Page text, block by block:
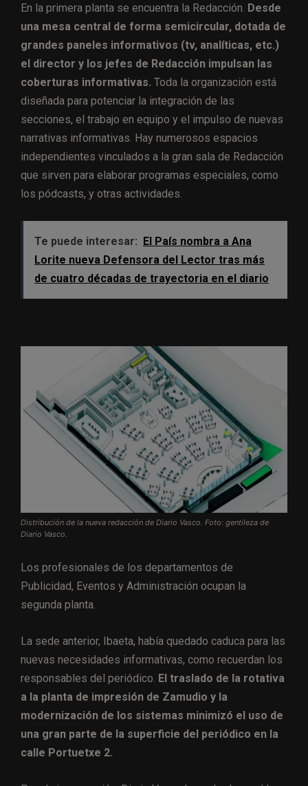
En la primera planta se encuentra la Redacción. Desde
una mesa central de forma semicircular, dotada de
grandes paneles informativos (tv, analíticas, etc.)
el director y los jefes de Redacción impulsan las
coberturas informativas. Toda la organización está
diseñada para potenciar la integración de las
secciones, el trabajo en equipo y el impulso de nuevas
narrativas informativas. Hay numerosos espacios
independientes vinculados a la gran sala de Redacción
que sirven para elaborar programas especiales, como
los pódcasts, y otras actividades.
Te puede interesar: El País nombra a Ana
Lorite nueva Defensora del Lector tras más
de cuatro décadas de trayectoria en el diario
Distribución de la nueva redacción de Diario Vasco. Foto: gentileza de
Diario Vasco.
Los profesionales de los departamentos de
Publicidad, Eventos y Administración ocupan la
segunda planta.
La sede anterior, Ibaeta, había quedado caduca para las
nuevas necesidades informativas, como recuerdan los
responsables del periódico. El traslado de la rotativa
a la planta de impresión de Zamudio y la
modernización de los sistemas minimizó el uso de
una gran parte de la superficie del periódico en la
calle Portuetxe 2.